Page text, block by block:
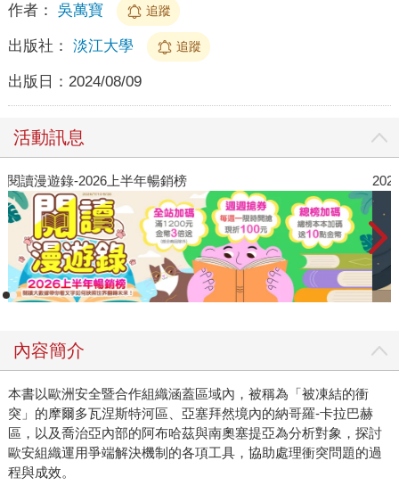
作者： 吳萬寶 追蹤
出版社： 淡江大學 追蹤
出版日： 2024/08/09
活動訊息
閱讀漫遊錄-2026上半年暢銷榜
內容簡介
本書以歐洲安全暨合作組織涵蓋區域內，被稱為「被凍結的衝
突」的摩爾多瓦涅斯特河區、亞塞拜然境內的納哥羅-卡拉巴赫
區，以及喬治亞內部的阿布哈茲與南奧塞提亞為分析對象，探討
歐安組織運用爭端解決機制的各項工具，協助處理衝突問題的過
程與成效。